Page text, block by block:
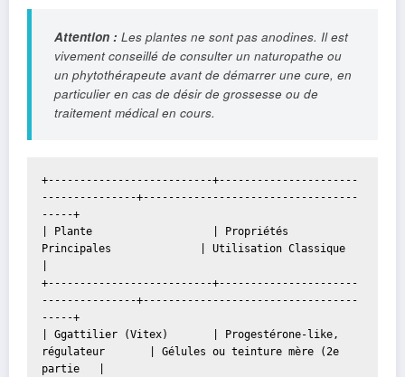
Attention : Les plantes ne sont pas anodines. Il est
vivement conseillé de consulter un naturopathe ou
un phytothérapeute avant de démarrer une cure, en
particulier en cas de désir de grossesse ou de
traitement médical en cours.
+--------------------------+----------------------
---------------+----------------------------------
-----+
Plante
                   | Propriétés
Principales              | Utilisation Classique
+--------------------------+----------------------
---------------+----------------------------------
-----+
| Ggattilier (Vitex)       | Progestérone-like,
régulateur       | Gélules ou teinture mère (2e
partie   |